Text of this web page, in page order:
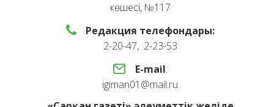
көшесі, №117
Редакция телефондары:
2-20-47, 2-23-53
E-mail:
igiman01@mail.ru